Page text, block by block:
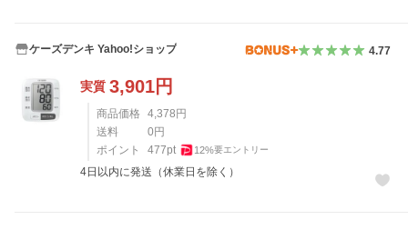
ケーズデンキ Yahoo!ショップ 4.77
実質 3,901円
商品価格 4,378円
送料
0円
ポイント
477pt 12%要エントリー
4日以内に発送（休業日を除く）